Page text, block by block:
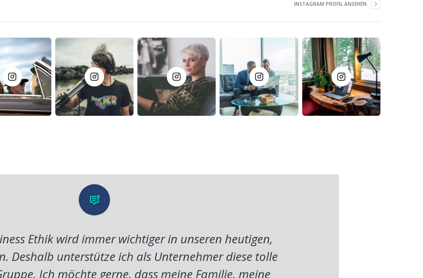
INSTAGRAM PROFIL ANSEHEN
Ethik wird immer wichtiger in unseren heutigen,
Deshalb unterstütze ich als Unternehmer diese tolle
Ich möchte gerne, dass meine Familie, meine